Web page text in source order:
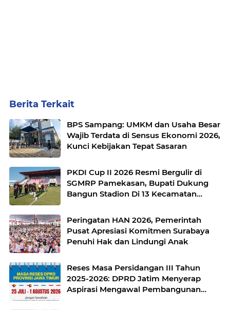
Berita Terkait
BPS Sampang: UMKM dan Usaha Besar
Wajib Terdata di Sensus Ekonomi 2026,
Kunci Kebijakan Tepat Sasaran
PKDI Cup II 2026 Resmi Bergulir di
SGMRP Pamekasan, Bupati Dukung
Bangun Stadion Di 13 Kecamatan
Peringatan HAN 2026, Pemerintah
Pusat Apresiasi Komitmen Surabaya
Penuhi Hak dan Lindungi Anak
Reses Masa Persidangan III Tahun
2025-2026: DPRD Jatim Menyerap
Aspirasi Mengawal Pembangunan